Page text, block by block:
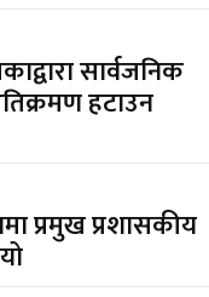
सार्वजनिक
हटाउन
प्रमुख प्रशासकीय